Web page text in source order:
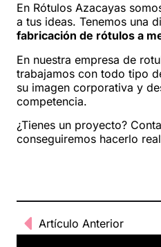
En Rótulos Azacayas
a tus ideas. Tenemos una
fabricación de rótulos a
En nuestra empresa de
trabajamos con todo tipo
su imagen corporativa y
competencia.
¿Tienes un proyecto?
conseguiremos hacerlo
Artículo Anterior